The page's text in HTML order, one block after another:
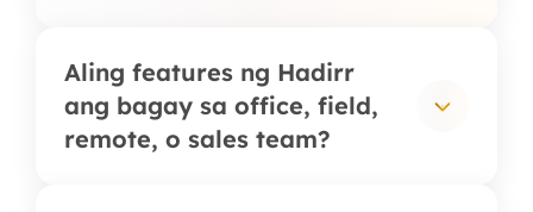
Aling features ng Hadirr
ang bagay sa office, field,
remote, o sales team?